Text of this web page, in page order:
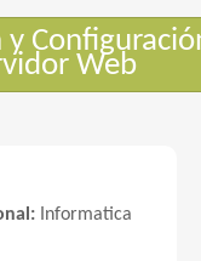
Web
Informatica